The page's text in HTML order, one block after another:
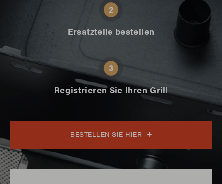
2
Ersatzteile bestellen
3
Registrieren Sie Ihren Grill
BESTELLEN SIE HIER